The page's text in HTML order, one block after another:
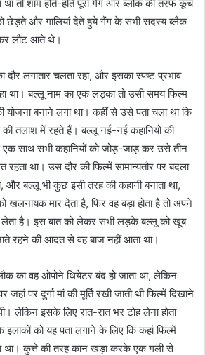
था तो शाम होते-होते पूरा गैंग आर ब्लौक की तरफ कूच
छेड़ते और गालियां देते हुये गैंग के सभी सदस्य ब्लैक
लौट आते थे।
लगातार चलता रहा, और इसका स्पष्ट प्रभाव
था। बल्लू नाम का एक लड़का तो उसी समय फिल्म
योजना बनाने लगा था। कहीं से उसे पता चला था कि
तलाश में रहते हैं। बल्लू नई-नई कहानियों की
साथ सभी कहानियों को जोड़-जाड़ कर उसे तीन
था। उस दौर की फिल्में सामान्यतौर पर बदला
और बल्लू भी कुछ इसी तरह की कहानी बनाता था,
खलनायक मार देता है, फिर वह बड़ा होता है तो अपने
है। इस बात को लेकर सभी लड़के बल्लू को खूब
रहने की आदत से वह बाज नहीं आता था।
का वह ओपोने थियेटर बंद हो जाता था, लेकिन
पर दुर्गा मां की मूर्ति रखी जाती थी फिल्में दिखाने
लेकिन इसके लिए रात-रात भर टोह लेना होता
को यह पता लगाने के लिए कि कहां फिल्में
था। कुत्ते की तरह कान खड़ा करके एक गली से